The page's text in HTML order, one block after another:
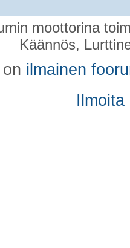
moottorina
Käännös,
ilmainen